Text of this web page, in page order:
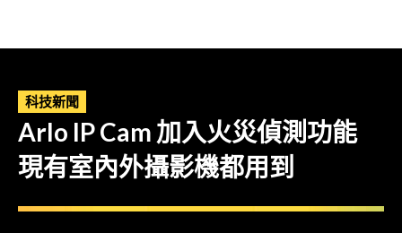
科技新聞
Arlo IP Cam 加入火災偵測功能
現有室內外攝影機都用到